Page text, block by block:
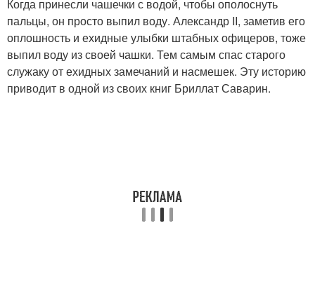
Когда принесли чашечки с водой, чтобы ополоснуть
пальцы, он просто выпил воду. Александр II, заметив его
оплошность и ехидные улыбки штабных офицеров, тоже
выпил воду из своей чашки. Тем самым спас старого
служаку от ехидных замечаний и насмешек. Эту историю
приводит в одной из своих книг Бриллат Саварин.